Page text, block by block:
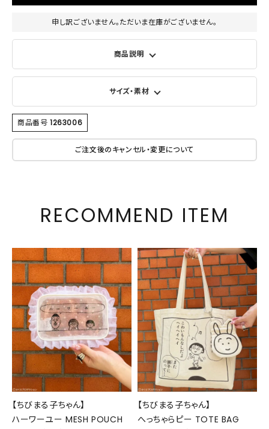
申し訳ございません。ただいま在庫がございません。
商品説明
サイズ・素材
商品番号 1263006
ご注文後のキャンセル・変更について
RECOMMEND ITEM
【ちびまる子ちゃん】
ハーワーユー MESH POUCH
【ちびまる子ちゃん】
へっちゃらピー TOTE BAG